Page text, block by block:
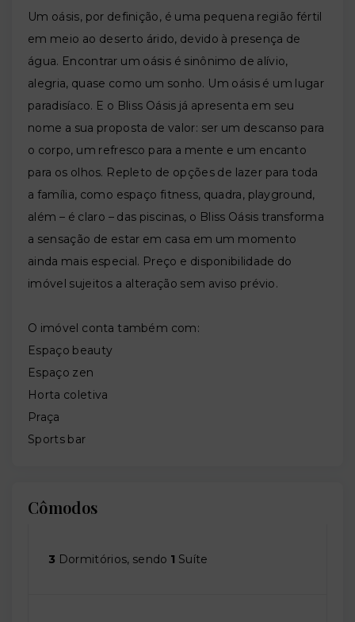
Um oásis, por definição, é uma pequena região fértil
em meio ao deserto árido, devido à presença de
água. Encontrar um oásis é sinônimo de alívio,
alegria, quase como um sonho. Um oásis é um lugar
paradisíaco. E o Bliss Oásis já apresenta em seu
nome a sua proposta de valor: ser um descanso para
o corpo, um refresco para a mente e um encanto
para os olhos. Repleto de opções de lazer para toda
a família, como espaço fitness, quadra, playground,
além – é claro – das piscinas, o Bliss Oásis transforma
a sensação de estar em casa em um momento
ainda mais especial. Preço e disponibilidade do
imóvel sujeitos a alteração sem aviso prévio.
O imóvel conta também com:
Espaço beauty
Espaço zen
Horta coletiva
Praça
Sports bar
Cômodos
3 Dormitórios, sendo 1 Suíte